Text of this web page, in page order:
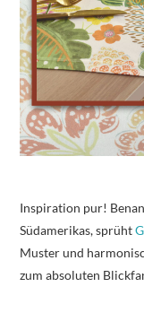
Inspiration pur!
Südamerikas, sprüht
Muster und
zum absoluten